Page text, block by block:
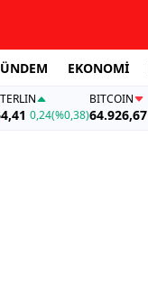
EKONOMİ
0,24(%0,38)
BITCOIN
64.926,67